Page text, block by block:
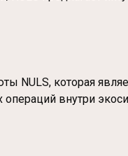
NULS, которая
внутри